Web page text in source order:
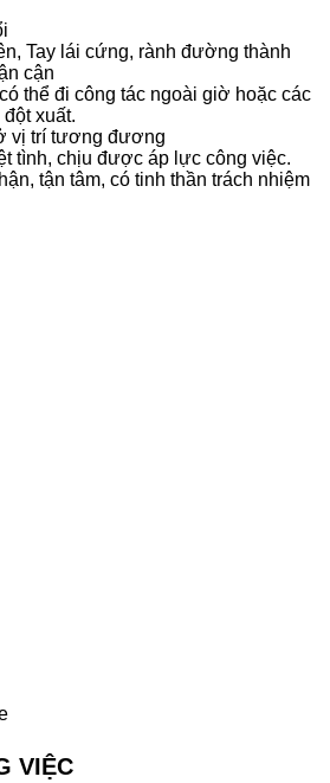
Tay lái cứng, rành đường thành
cận
thể đi công tác ngoài giờ hoặc các
xuất.
vị trí tương đương
tình, chịu được áp lực công việc.
tận tâm, có tinh thần trách nhiệm
VIỆC